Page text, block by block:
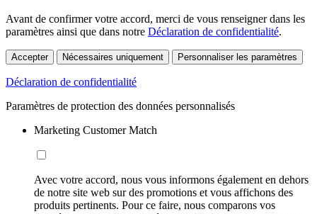
Avant de confirmer votre accord, merci de vous renseigner dans les
paramètres ainsi que dans notre Déclaration de confidentialité.
Accepter Nécessaires uniquement Personnaliser les paramètres
Déclaration de confidentialité
Paramètres de protection des données personnalisés
Marketing Customer Match
Avec votre accord, nous vous informons également en dehors
de notre site web sur des promotions et vous affichons des
produits pertinents. Pour ce faire, nous comparons vos